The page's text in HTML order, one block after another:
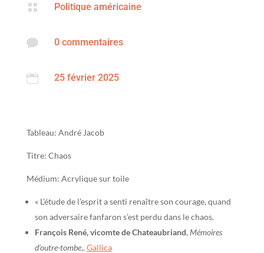
 Politique américaine
 0 commentaires
 25 février 2025
Tableau: André Jacob
Titre: Chaos
Médium: Acrylique sur toile
« L’étude de l’esprit a senti renaître son courage, quand
son adversaire fanfaron s’est perdu dans le chaos.
François René, vicomte de Chateaubriand, Mémoires
d’outre-tombe,. Gallica